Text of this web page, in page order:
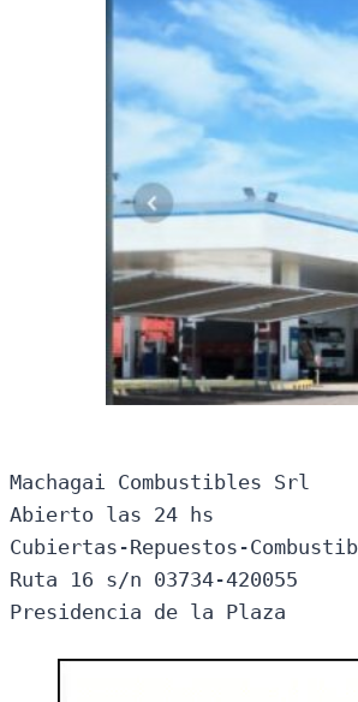
Machagai Combustibles Srl
Abierto las 24 hs
Cubiertas-Repuestos-
Ruta 16 s/n 03734-420055
Presidencia de la Plaza